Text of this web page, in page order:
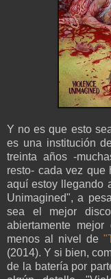
Y no es que esto
es una institución
treinta años -
resto- cada vez que
aquí estoy llegando
Unimagined", a
sea el mejor
abiertamente mejor
menos al nivel de
(2014). Y si bien,
de la batería por